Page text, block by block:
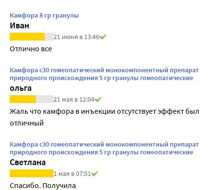
Камфора 8 гр гранулы
Иван
21 июня в 13:46
Отлично все
Камфора с30 гомеопатический монокомпонентный препарат
природного происхождения 5 гр гранулы гомеопатические
ольга
21 мая в 12:04
Жаль что камфора в инъекции отсутствует эффект был
отличный
Камфора с30 гомеопатический монокомпонентный препарат
природного происхождения 5 гр гранулы гомеопатические
Светлана
1 мая в 07:51
Спасибо. Получила